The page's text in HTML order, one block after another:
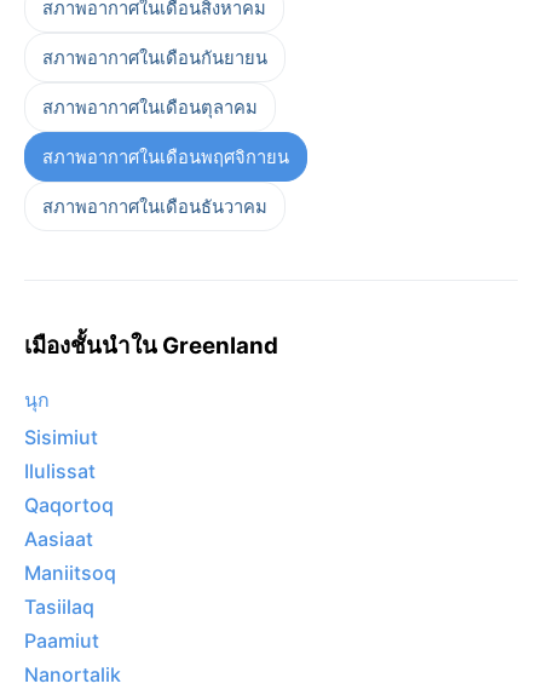
สภาพอากาศในเดือนสิงหาคม
สภาพอากาศในเดือนกันยายน
สภาพอากาศในเดือนตุลาคม
สภาพอากาศในเดือนพฤศจิกายน
สภาพอากาศในเดือนธันวาคม
เมืองชั้นนำใน Greenland
นุก
Sisimiut
Ilulissat
Qaqortoq
Aasiaat
Maniitsoq
Tasiilaq
Paamiut
Nanortalik